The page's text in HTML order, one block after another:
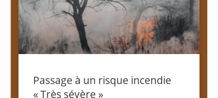
Passage à un risque incendie
« Très sévère »